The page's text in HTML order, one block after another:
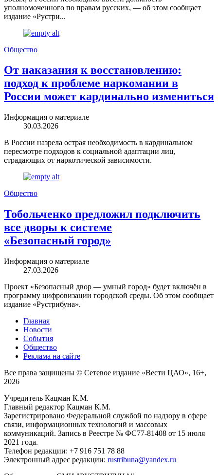
уполномоченного по правам русских, — об этом сообщает
издание «Рустри...
Общество
От наказания к восстановлению:
подход к проблеме наркомании в
России может кардинально измениться
Информация о материале
30.03.2026
В России назрела острая необходимость в кардинальном
пересмотре подходов к социальной адаптации лиц,
страдающих от наркотической зависимости.
Общество
Тобольченко предложил подключить
все дворы к системе
«Безопасный город»
Информация о материале
27.03.2026
Проект «Безопасный двор — умный город» будет включён в
программу цифровизации городской среды. Об этом сообщает
издание «Рустрибуна».
Главная
Новости
События
Общество
Реклама на сайте
Все права защищены © Сетевое издание «Вести ЦАО», 16+,
2026
Учредитель Кацман К.М.
Главный редактор Кацман К.М.
Зарегистрировано Федеральной службой по надзору в сфере
связи, информационных технологий и массовых
коммуникаций. Запись в Реестре № ФС77-81408 от 15 июля
2021 года.
Телефон редакции: +7 916 751 78 88
Электронный адрес редакции: rustribuna@yandex.ru